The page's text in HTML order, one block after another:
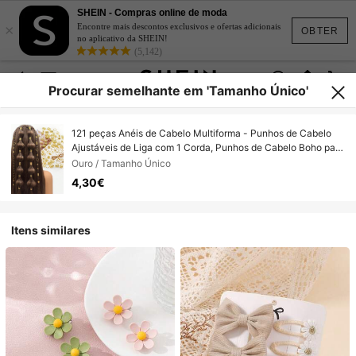
OBTER
×
SHEIN - Compras online de moda
Encontre mais descontos exclusivos e ofertas adicionais
no aplicativo da SHEIN!
(5,142)
Procurar semelhante em 'Tamanho Único'
121 peças Anéis de Cabelo Multiforma - Punhos de Cabelo
Ajustáveis de Liga com 1 Corda, Punhos de Cabelo Boho para
Dreadlocks de Homens & Mulheres, Clipes para Cabelo,
Clipes de Garra
Ouro / Tamanho Único
4,30€
Itens similares